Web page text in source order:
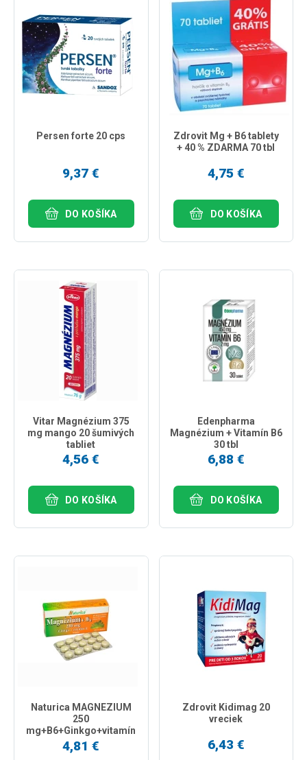
Persen forte 20 cps
9,37 €
DO KOŠÍKA
Zdrovit Mg + B6 tablety
+ 40 % ZDARMA 70 tbl
4,75 €
DO KOŠÍKA
Vitar Magnézium 375
mg mango 20 šumivých
tabliet
4,56 €
DO KOŠÍKA
Edenpharma
Magnézium + Vitamín B6
30 tbl
6,88 €
DO KOŠÍKA
Naturica MAGNEZIUM
250
mg+B6+Ginkgo+vitamín
E 30 tbl
4,81 €
Zdrovit Kidimag 20
vreciek
6,43 €